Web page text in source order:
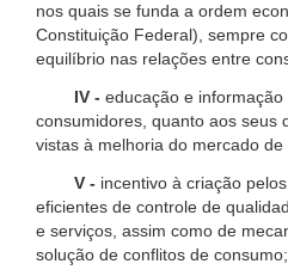
nos quais se funda a ordem
Constituição Federal), sempre
equilíbrio nas relações entre
IV - educação e
consumidores, quanto aos seus
vistas à melhoria do mercado de
V - incentivo à criação
eficientes de controle de
e serviços, assim como de
solução de conflitos de consumo;